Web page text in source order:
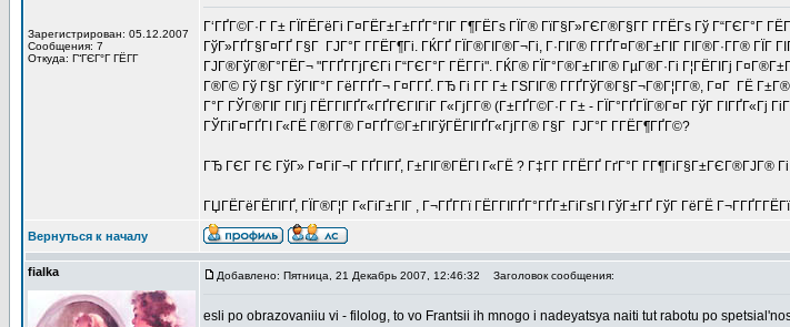
Зарегистрирован: 05.12.2007
Сообщения: 7
Откуда: Г“ГЄГ°Г ГЁГ­Г
Г‘ГҐГ©Г·Г Г± ГЇГЁГёГі Г¤ГЁГ±Г±ГҐГ°ГІГ Г¶ГЁГѕ ГЇГ® ГїГ§Г»ГЄГ®Г§Г­Г Г­ГЁГѕ Гў Г“ГЄГ°Г
ГўГ»ГҐГ§Г¤ГҐ Г§Г ГЈГ°Г Г­ГЁГ¶Гі. ГЌГҐ ГЇГ®ГІГ®Г¬Гі, Г·ГІГ® Г­ГҐГ¤Г®Г±ГІГ ГІГ®Г·Г­Г®
ГЈГ®ГўГ®Г°ГЁГ¬ "Г­ГҐГ­ГјГЄГі Г“ГЄГ°Г ГЁГ­Гі". ГЌГ® ГЇГ°Г®Г±ГІГ® ГµГ®Г·Гі Г¦ГЁГІГј
Г®Г© Гў Г§Г ГўГІГ°Г ГёГ­ГҐГ¬ Г¤Г­ГҐ. ГЂ Гі Г­Г Г± ГЅГІГ® Г­ГҐГўГ®Г§Г¬Г®Г¦Г­Г®, Г¤Г ГЁ
Г°Г ГЎГ®ГІГ ГІГј ГЁГ­ГІГҐГ«ГҐГЄГІГіГ Г«ГјГ­Г® (Г±ГҐГ©Г·Г Г± - ГЇГ°ГҐГЇГ®Г¤Г ГўГ
ГЎГіГ¤ГҐГІ Г«ГЁ Г®Г­Г® Г¤ГҐГ©Г±ГІГўГЁГІГҐГ«ГјГ­Г® Г§Г ГЈГ°Г Г­ГЁГ¶ГҐГ©?
ГЂ ГЄГ ГЄ ГўГ» Г¤ГіГ¬Г ГҐГІГҐ, Г±ГІГ®ГЁГІ Г«ГЁ ? Г‡Г­Г Г­ГЁГҐ ГґГ°Г Г­Г¶ГіГ§Г±ГЄГ®ГЈГ®
ГЏГЁГёГЁГІГҐ, ГЇГ®Г¦Г Г«ГіГ±ГІГ , Г¬ГҐГ­Гї ГЁГ­ГІГҐГ°ГҐГ±ГіГѕГІ ГўГ±ГҐ ГўГ ГёГЁ
Вернуться к началу
fialka Добавлено: Пятница, 21 Декабрь 2007, 12:46:32 Заголовок сообщения:
esli po obrazovaniiu vi - filolog, to vo Frantsii ih mnogo i nadeyatsya naiti tut rabotu po